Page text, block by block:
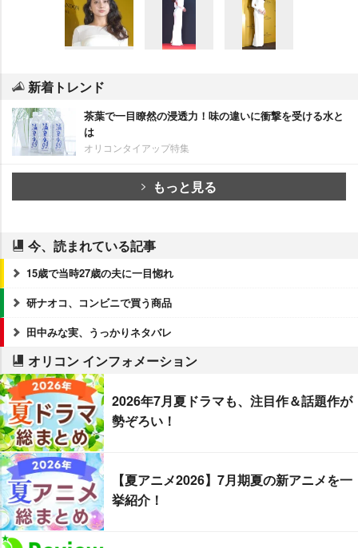
新着トレンド
茶葉で一目瞭然の浸透力！味の違いに衝撃を受ける水と
は
オリコンタイアップ特集
もっと見る
今、読まれている記事
15歳で当時27歳の夫に一目惚れ
研ナオコ、コンビニで買う商品
田中みな実、うっかりネタバレ
オリコン インフォメーション
2026年7月夏ドラマも、注目作＆話題作が
勢ぞろい！
【夏アニメ2026】7月期夏の新アニメを一
挙紹介！